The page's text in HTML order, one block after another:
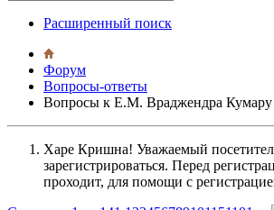
Расширенный поиск
Форум
Вопросы-ответы
Вопросы к Е.М. Враджендра Кумару
Харе Кришна! Уважаемый
зарегистрироваться. Перед
проходит, для помощи с